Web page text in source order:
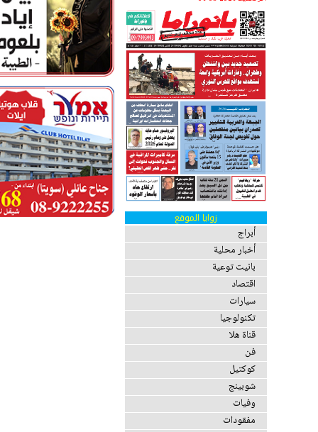
زوايا الموقع
أبراج
أخبار محلية
بانيت توعية
اقتصاد
سيارات
تكنولوجيا
قناة هلا
فن
كوكتيل
شوبينج
وفيات
مفقودات